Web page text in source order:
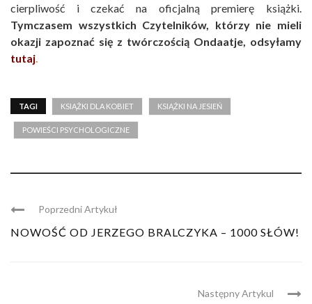
cierpliwość i czekać na oficjalną premierę książki.
Tymczasem wszystkich Czytelników, którzy nie mieli
okazji zapoznać się z twórczością Ondaatje, odsyłamy
tutaj.
TAGI KSIĄŻKI DLA KOBIET KSIĄŻKI NA JESIEŃ
POWIEŚCI PSYCHOLOGICZNE
Poprzedni Artykuł
NOWOŚĆ OD JERZEGO BRALCZYKA – 1000 SŁÓW!
Następny Artykul